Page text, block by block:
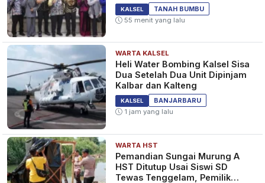
KALSEL
TANAH BUMBU
55 menit yang lalu
WARTA KALSEL
Heli Water Bombing Kalsel Sisa
Dua Setelah Dua Unit Dipinjam
Kalbar dan Kalteng
KALSEL
BANJARBARU
1 jam yang lalu
WARTA HST
Pemandian Sungai Murung A
HST Ditutup Usai Siswi SD
Tewas Tenggelam, Pemilik